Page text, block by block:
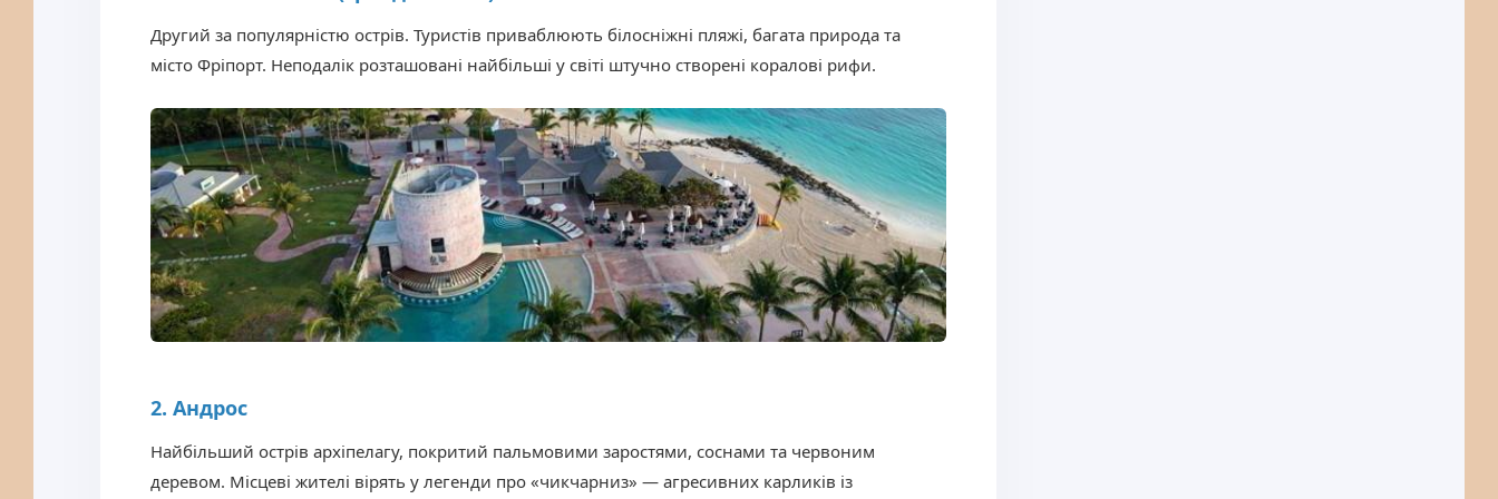
Другий за популярністю острів. Туристів приваблюють білосніжні пляжі, багата природа та
місто Фріпорт. Неподалік розташовані найбільші у світі штучно створені коралові рифи.
2. Андрос
Найбільший острів архіпелагу, покритий пальмовими заростями, соснами та червоним
деревом. Місцеві жителі вірять у легенди про «чикчарниз» — агресивних карликів із